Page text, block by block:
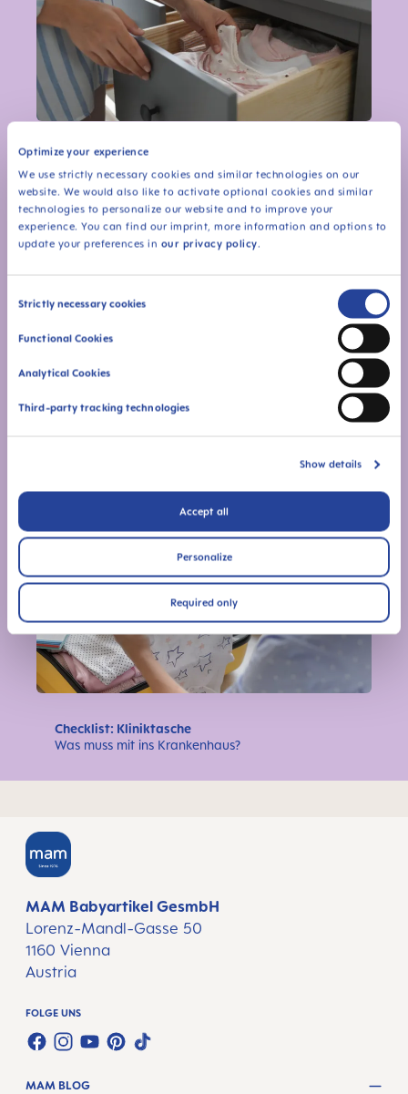
Optimize your experience
We use strictly necessary cookies and similar technologies on our
website. We would also like to activate optional cookies and similar
technologies to personalize our website and to improve your
experience. You can find our imprint, more information and options to
update your preferences in our privacy policy.
Consent
Strictly necessary cookies
Functional Cookies
Analytical Cookies
Third-party tracking technologies
Show details
Accept all
Personalize
Required only
Checklist: Baby-Erstausstattung
Die Must-Haves für die ersten Wochen
Woran erkennt man, dass die Geburt unmittelbar
Checklist: Kliniktasche
Was muss mit ins Krankenhaus?
MAM Babyartikel GesmbH
Lorenz-Mandl-Gasse 50
1160 Vienna
Austria
FOLGE UNS
FACEBOOK
INSTAGRAM
YOUTUBE
PINTEREST
TIKTOK
MAM BLOG